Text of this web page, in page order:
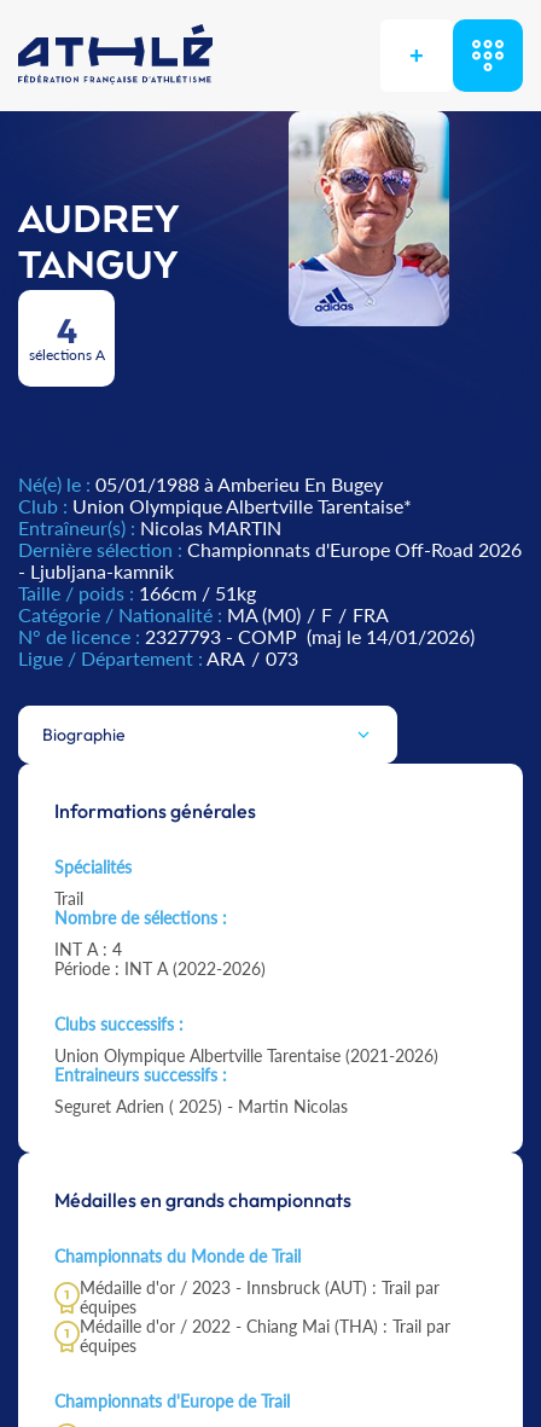
+
AUDREY
TANGUY
4
sélections A
Né(e) le : 05/01/1988 à Amberieu En Bugey
Club : Union Olympique Albertville Tarentaise*
Entraîneur(s) : Nicolas MARTIN
Dernière sélection : Championnats d'Europe Off-Road 2026
- Ljubljana-kamnik
Taille / poids : 166cm / 51kg
Catégorie / Nationalité : MA (M0) / F / FRA
N° de licence : 2327793 - COMP (maj le 14/01/2026)
Ligue / Département : ARA / 073
Biographie
Informations générales
Spécialités
Trail
Nombre de sélections :
INT A : 4
Période : INT A (2022-2026)
Clubs successifs :
Union Olympique Albertville Tarentaise (2021-2026)
Entraineurs successifs :
Seguret Adrien ( 2025) - Martin Nicolas
Médailles en grands championnats
Championnats du Monde de Trail
Médaille d'or / 2023 - Innsbruck (AUT) : Trail par
équipes
Médaille d'or / 2022 - Chiang Mai (THA) : Trail par
équipes
Championnats d'Europe de Trail